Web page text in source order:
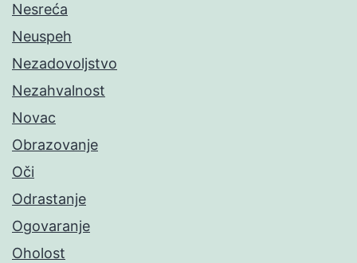
Nesreća
Neuspeh
Nezadovoljstvo
Nezahvalnost
Novac
Obrazovanje
Oči
Odrastanje
Ogovaranje
Oholost